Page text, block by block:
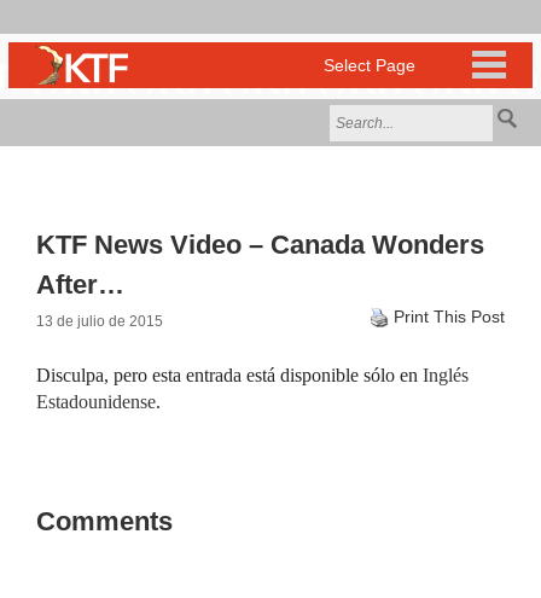
KTF News Video – Canada Wonders
After…
13 de julio de 2015 Print This Post
Disculpa, pero esta entrada está disponible sólo en Inglés
Estadounidense.
Comments